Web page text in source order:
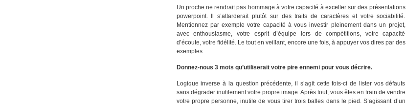
Un proche ne rendrait pas hommage à votre capacité à exceller sur des présentations
powerpoint. Il s’attarderait plutôt sur des traits de caractères et votre sociabilité.
Mentionnez par exemple votre capacité à vous investir pleinement dans un projet,
avec enthousiasme, votre esprit d’équipe lors de compétitions, votre capacité
d’écoute, votre fidélité. Le tout en veillant, encore une fois, à appuyer vos dires par des
exemples.
Donnez-nous 3 mots qu’utiliserait votre pire ennemi pour vous décrire.
Logique inverse à la question précédente, il s’agit cette fois-ci de lister vos défauts
sans dégrader inutilement votre propre image. Après tout, vous êtes en train de vendre
votre propre personne, inutile de vous tirer trois balles dans le pied. S’agissant d’un